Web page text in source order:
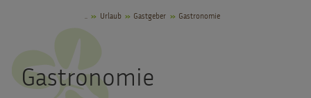
Urlaub Gastgeber Gastronomie
Gastronomie